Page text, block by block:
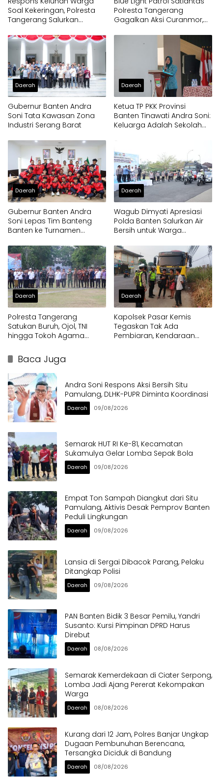
Soal Kekeringan, Polresta
Tangerang Salurkan
Panongan
Polresta Tangerang
Gagalkan Aksi Curanmor,
Daerah
Gubernur Banten Andra
Soni Tata Kawasan Zona
Industri Serang Barat
Daerah
Ketua TP PKK Provinsi
Banten Tinawati Andra Soni:
Keluarga Adalah Sekolah
Daerah
Gubernur Banten Andra
Soni Lepas Tim Banteng
Banten ke Turnamen
Daerah
Wagub Dimyati Apresiasi
Polda Banten Salurkan Air
Bersih untuk Warga
Daerah
Polresta Tangerang
Satukan Buruh, Ojol, TNI
hingga Tokoh Agama
Daerah
Kapolsek Pasar Kemis
Tegaskan Tak Ada
Pembiaran, Kendaraan
Baca Juga
Andra Soni Respons Aksi Bersih Situ
Pamulang, DLHK-PUPR Diminta Koordinasi
Daerah 09/08/2026
Semarak HUT RI Ke-81, Kecamatan
Sukamulya Gelar Lomba Sepak Bola
Daerah 09/08/2026
Empat Ton Sampah Diangkut dari Situ
Pamulang, Aktivis Desak Pemprov Banten
Peduli Lingkungan
Daerah 09/08/2026
Lansia di Sergai Dibacok Parang, Pelaku
Ditangkap Polisi
Daerah 09/08/2026
PAN Banten Bidik 3 Besar Pemilu, Yandri
Susanto: Kursi Pimpinan DPRD Harus
Direbut
Daerah 08/08/2026
Semarak Kemerdekaan di Ciater Serpong,
Lomba Jadi Ajang Pererat Kekompakan
Warga
Daerah 08/08/2026
Kurang dari 12 Jam, Polres Banjar Ungkap
Dugaan Pembunuhan Berencana,
Tersangka Diciduk di Bandung
Daerah 08/08/2026